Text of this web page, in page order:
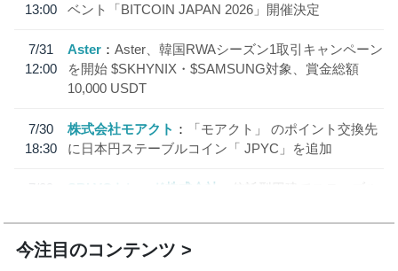
13:00
ベント「BITCOIN JAPAN 2026」開催決定
7/31
12:00
Aster
Aster、韓国RWAシーズン1取引キャンペーン
を開始 $SKHYNIX・$SAMSUNG対象、賞金総額
10,000 USDT
7/30
18:30
株式会社モアクト
「モアクト」 のポイント交換先
に日本円ステーブルコイン「 JPYC」を追加
7/29
SBI VCトレード株式会社
信託型円建てステーブル
今注目のコンテンツ